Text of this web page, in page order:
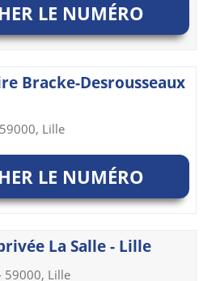
LE NUMÉRO
Bracke-Desrousseaux
Lille
LE NUMÉRO
La Salle - Lille
59000, Lille